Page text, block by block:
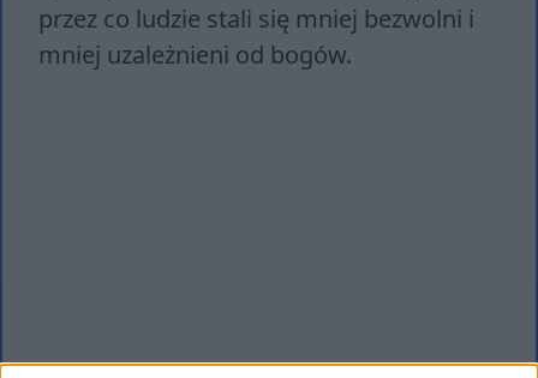
przez co ludzie stali się mniej bezwolni i
mniej uzależnieni od bogów.